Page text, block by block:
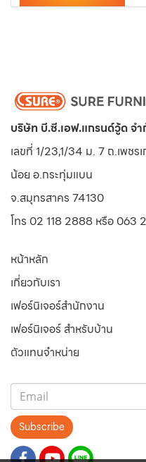
บริษัท บี.ซี.เอฟ.แกรนด์วู้ด จ
เลขที่ 1/23,1/34 ม. 7 ถ.เพชร
น้อย อ.กระทุ่มแบน
จ.สมุทรสาคร 74130
โทร 02 118 2888 หรือ 063
หน้าหลัก
เกี่ยวกับเรา
เฟอร์นิเจอร์สำนักงาน
เฟอร์นิเจอร์ สำหรับบ้าน
ตัวแทนจำหน่าย
Subscribe